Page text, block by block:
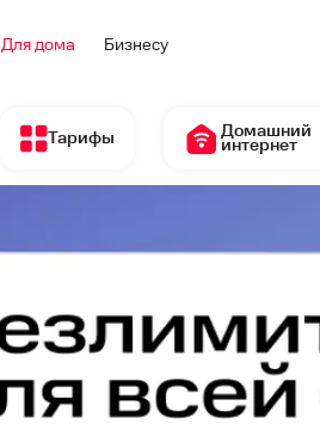
Для дома Бизнесу
Тарифы Домашний
интернет